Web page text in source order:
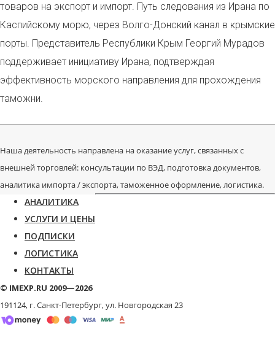
товаров на экспорт и импорт. Путь следования из Ирана по
Каспийскому морю, через Волго-Донский канал в крымские
порты. Представитель Республики Крым Георгий Мурадов
поддерживает инициативу Ирана, подтверждая
эффективность морского направления для прохождения
таможни.
Наша деятельность направлена на оказание услуг, связанных с
внешней торговлей: консультации по ВЭД, подготовка документов,
аналитика импорта / экспорта, таможенное оформление, логистика.
АНАЛИТИКА
УСЛУГИ И ЦЕНЫ
ПОДПИСКИ
ЛОГИСТИКА
КОНТАКТЫ
© IMEXP.RU 2009—2026
191124, г. Санкт-Петербург,ул. Новгородская 23